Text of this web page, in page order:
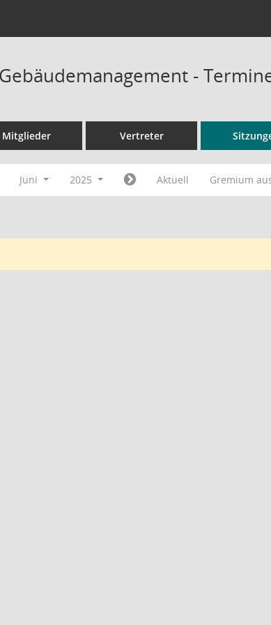
-
Mitglieder Vertreter
Juni 2025 Aktuell Gremium